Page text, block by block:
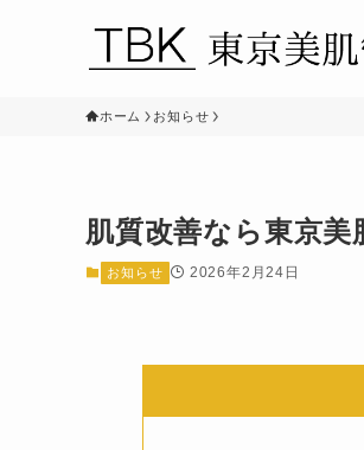
ホーム お知らせ
肌質改善なら東京
お知らせ 2026年2月24日